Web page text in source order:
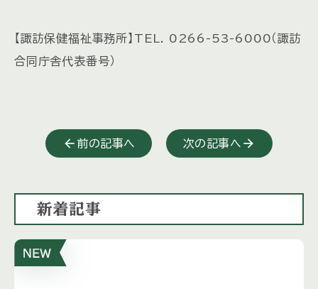
【諏訪保健福祉事務所】TEL. 0266-53-6000（諏訪
合同庁舎代表番号）
前の記事へ 次の記事へ
新着記事